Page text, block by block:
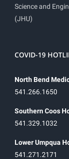
Science and
(JHU)
COVID-19
North Bend
541.266.1650
Southern Coos
541.329.1032
Lower Umpqua
541.271.2171